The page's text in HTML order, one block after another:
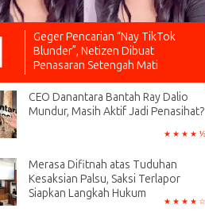
Geger Pencarian “Nay TikTok
Blunder”, Netizen Dibuat
Penasaran Setengah Mati
CEO Danantara Bantah Ray Dalio
Mundur, Masih Aktif Jadi Penasihat?
Merasa Difitnah atas Tuduhan
Kesaksian Palsu, Saksi Terlapor
Siapkan Langkah Hukum